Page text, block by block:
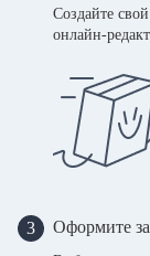
Создайте
онлайн-
3 Оформите